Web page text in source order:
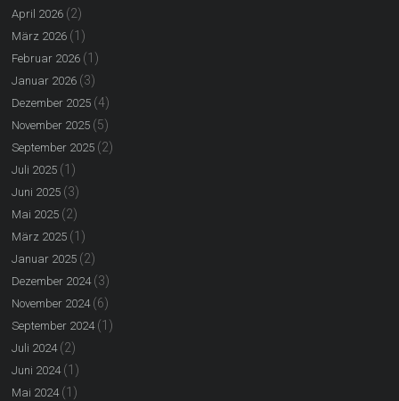
April 2026 (2)
März 2026 (1)
Februar 2026 (1)
Januar 2026 (3)
Dezember 2025 (4)
November 2025 (5)
September 2025 (2)
Juli 2025 (1)
Juni 2025 (3)
Mai 2025 (2)
März 2025 (1)
Januar 2025 (2)
Dezember 2024(3)
November 2024(6)
September 2024(1)
Juli 2024(2)
Juni 2024(1)
Mai 2024(1)